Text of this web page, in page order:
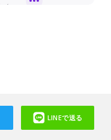
LINEで送る